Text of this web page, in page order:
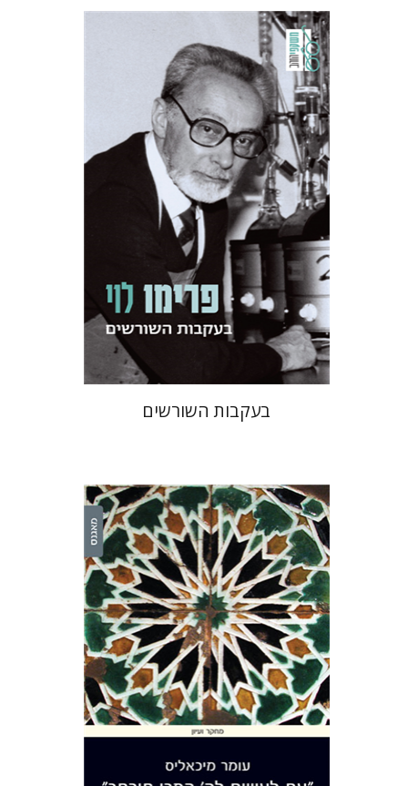
פרימו לוי
מנואלה קונסוני
יונתן פיין
הנחת אתר ספר מודפס
$42
$38
בעקבות השורשים
עומר מיכאליס
הנחת אתר ספר מודפס